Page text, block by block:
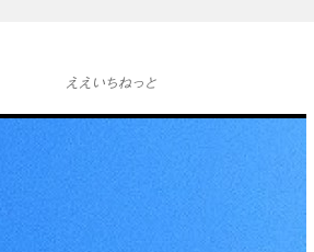
ええいちねっと